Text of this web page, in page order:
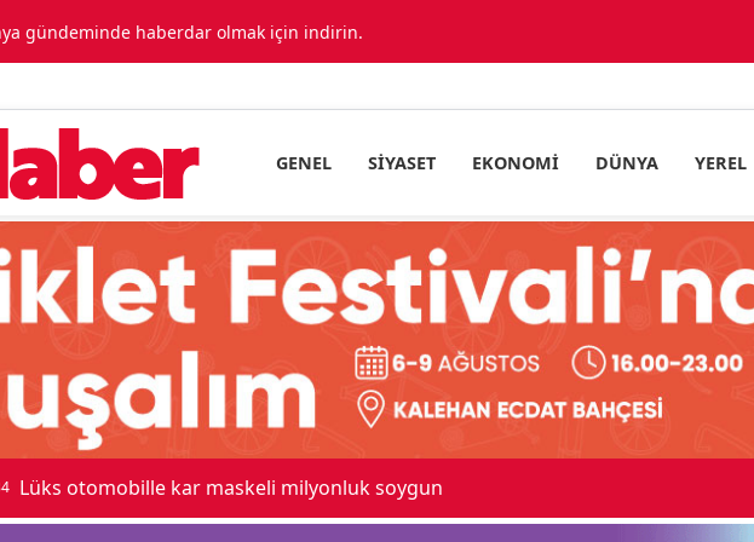
gündeminde haberdar olmak için indirin.
GENEL SIYASET EKONOMI DÜNYA YEREL
Lüks otomobille kar maskeli milyonluk soygun